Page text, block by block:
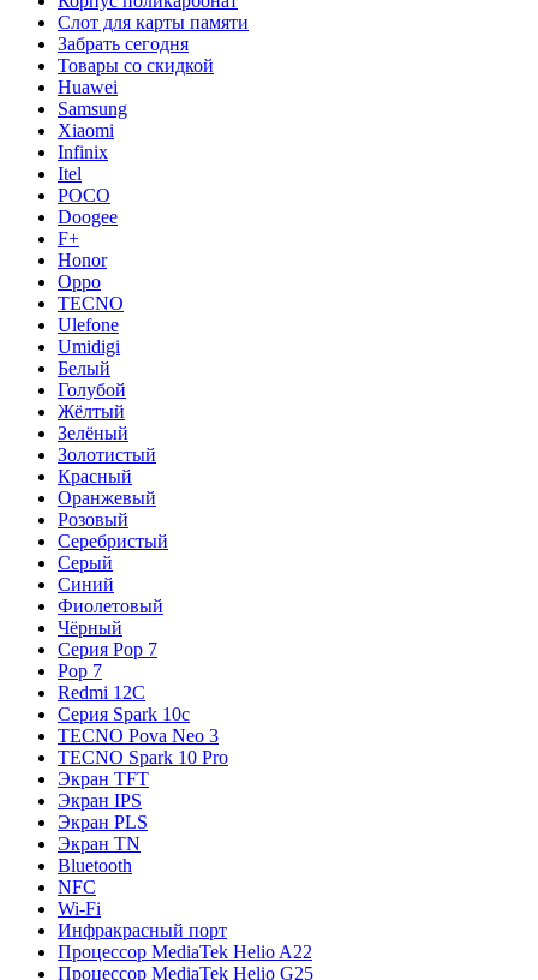
Слот для карты памяти
Забрать сегодня
Товары со скидкой
Huawei
Samsung
Xiaomi
Infinix
Itel
POCO
Doogee
F+
Honor
Oppo
TECNO
Ulefone
Umidigi
Белый
Голубой
Жёлтый
Зелёный
Золотистый
Красный
Оранжевый
Розовый
Серебристый
Серый
Синий
Фиолетовый
Чёрный
Серия Pop 7
Pop 7
Redmi 12C
Серия Spark 10c
TECNO Pova Neo 3
TECNO Spark 10 Pro
Экран TFT
Экран IPS
Экран PLS
Экран TN
Bluetooth
NFC
Wi-Fi
Инфракрасный порт
Процессор MediaTek Helio A22
Процессор MediaTek Helio G25